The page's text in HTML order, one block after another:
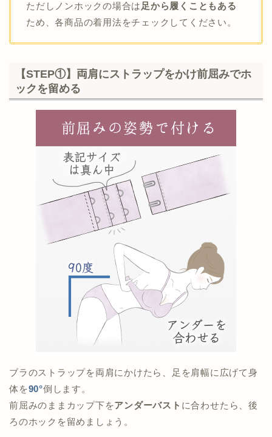
ただしノンホックの場合は足から履くこともある
ため、各商品の着用法をチェックしてください。
【STEP①】両肩にストラップをかけ前屈みでホ
ックを留める
ブラのストラップを両肩にかけたら、足を肩幅に広げて身
体を90°倒します。
前屈みのままカップ下をアンダーバスト に合わせたら、後
ろのホックを留めましょう。